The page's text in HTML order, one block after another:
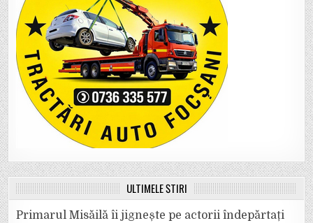
ULTIMELE ȘTIRI
Primarul Misăilă îi jignește pe actorii îndepărtați